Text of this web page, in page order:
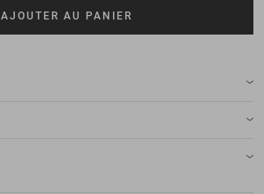
AJOUTER AU PANIER